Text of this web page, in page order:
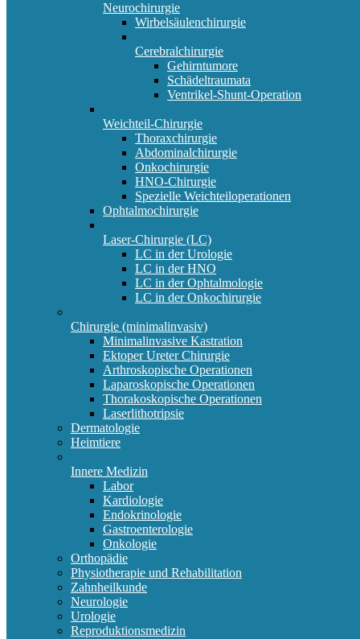
Neurochirurgie
Wirbelsäulenchirurgie
Cerebralchirurgie
Gehirntumore
Schädeltraumata
Ventrikel-Shunt-Operation
Weichteil-Chirurgie
Thoraxchirurgie
Abdominalchirurgie
Onkochirurgie
HNO-Chirurgie
Spezielle Weichteiloperationen
Ophtalmochirurgie
Laser-Chirurgie (LC)
LC in der Urologie
LC in der HNO
LC in der Ophtalmologie
LC in der Onkochirurgie
Chirurgie (minimalinvasiv)
Minimalinvasive Kastration
Ektoper Ureter Chirurgie
Arthroskopische Operationen
Laparoskopische Operationen
Thorakoskopische Operationen
Laserlithotripsie
Dermatologie
Heimtiere
Innere Medizin
Labor
Kardiologie
Endokrinologie
Gastroenterologie
Onkologie
Orthopädie
Physiotherapie und Rehabilitation
Zahnheilkunde
Neurologie
Urologie
Reproduktionsmedizin